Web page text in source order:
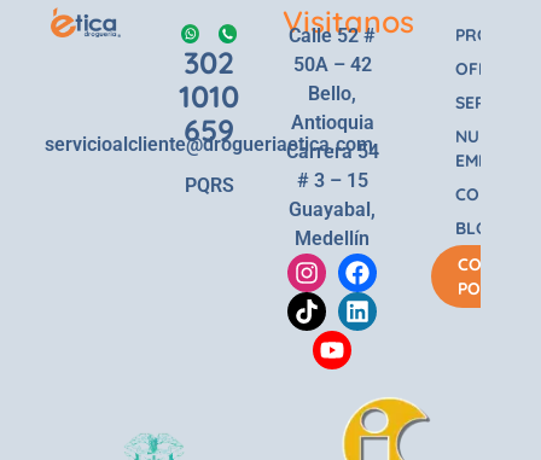
302
1010
659
servicioalcliente@drogueriaetica.com
PQRS
Visitanos
Calle 52 #
50A – 42
Bello,
Antioquia
Carrera 54
# 3 – 15
Guayabal,
Medellín
OFERTAS
SERVICIOS
NUESTRA
EMPRESA
BLOG
COMPRA
POR